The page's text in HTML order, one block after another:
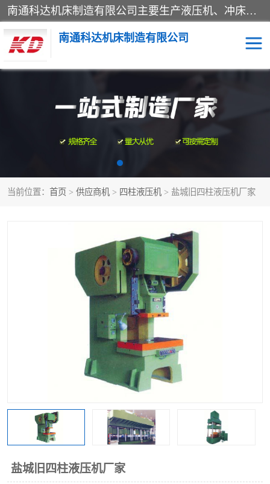
南通科达机床制造有限公司主要生产液压机、冲床、压力机等产品；本公司采用现代化企业的管理方法进行管理，立足于产品的质量管理，以优秀的品质、新颖的设计、合理的价格、完善的服务赢得广大客户的充分信赖和良好的口碑。领导层将运用科学管理方法及长期积累下来的经验和广泛领域吸取来新的技术不断调整产品结构，为市场提供精良的各类机械设备。企业将坚持与国内外各界朋友，真诚合作，共创辉煌。
南通科达机床制造有限公司
当前位置： 首页 > 供应商机 > 四柱液压机 > 盐城旧四柱液压机厂家
盐城旧四柱液压机厂家
四柱液压机 液压机
卷板机